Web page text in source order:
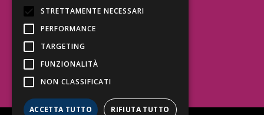
Segui lo Studio EDG sui social.
Invia messaggio
T. 06.3232914
info@edg.legal
STRETTAMENTE NECESSARI
PERFORMANCE
TARGETING
FUNZIONALITÀ
NON CLASSIFICATI
ACCETTA TUTTO RIFIUTA TUTTO